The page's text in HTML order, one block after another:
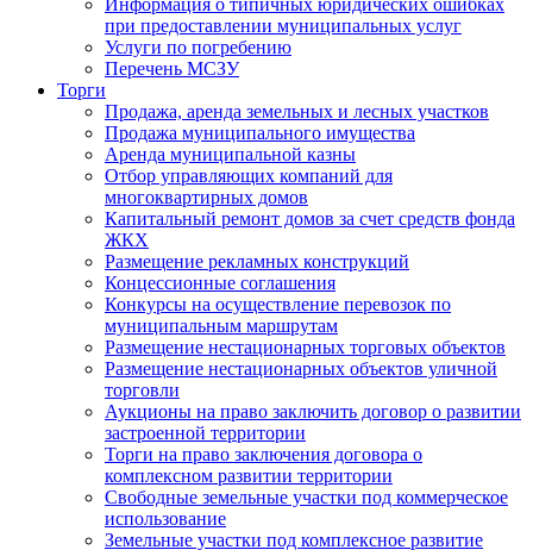
Информация о типичных юридических ошибках
при предоставлении муниципальных услуг
Услуги по погребению
Перечень МСЗУ
Торги
Продажа, аренда земельных и лесных участков
Продажа муниципального имущества
Аренда муниципальной казны
Отбор управляющих компаний для
многоквартирных домов
Капитальный ремонт домов за счет средств фонда
ЖКХ
Размещение рекламных конструкций
Концессионные соглашения
Конкурсы на осуществление перевозок по
муниципальным маршрутам
Размещение нестационарных торговых объектов
Размещение нестационарных объектов уличной
торговли
Аукционы на право заключить договор о развитии
застроенной территории
Торги на право заключения договора о
комплексном развитии территории
Свободные земельные участки под коммерческое
использование
Земельные участки под комплексное развитие